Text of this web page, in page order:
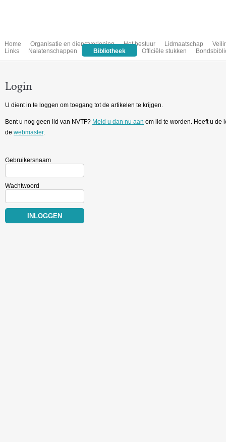
Home Organisatie en dienstverlening Het bestuur Lidmaatschap
Links
Nalatenschappen Bibliotheek Officiële stukken
Login
U dient in te loggen om toegang tot de artikelen te krijgen.
Bent u nog geen lid van NVTF? Meld u dan nu aan om lid te worden. Heeft u de
de webmaster.
Gebruikersnaam
Wachtwoord